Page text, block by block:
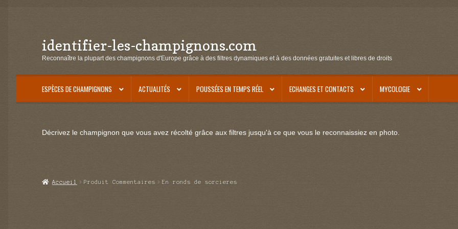
Aller
à
navigation
Aller
au
identifier-les-champignons.com
Reconnaître la plupart des champignons d'Europe grâce à des filtres dynamiques et à des données gratuites et libres de droits
ESPÈCES DE CHAMPIGNONS ACTUALITÉS POUSSÉES EN TEMPS RÉEL ECHANGES ET CONTACTS MYCOLOGIE
Décrivez le champignon que vous avez récolté grâce aux filtres jusqu'à ce que vous le reconnaissiez en photo.
Accueil Produit Commentaires En ronds de sorcieres